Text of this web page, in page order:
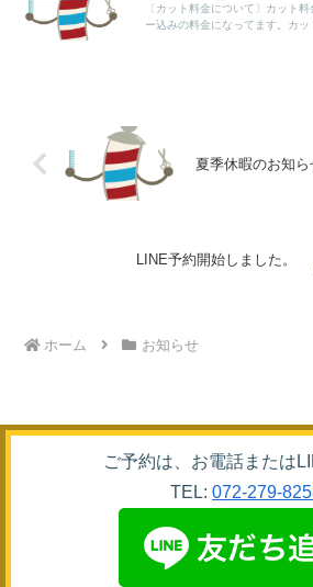
〔カット料金について〕カット
ー込みの料金になってます。カッ
夏季休暇のお知ら
LINE予約開始しました。
ホーム お知らせ
ご予約は、お電話または
TEL: 072-279-